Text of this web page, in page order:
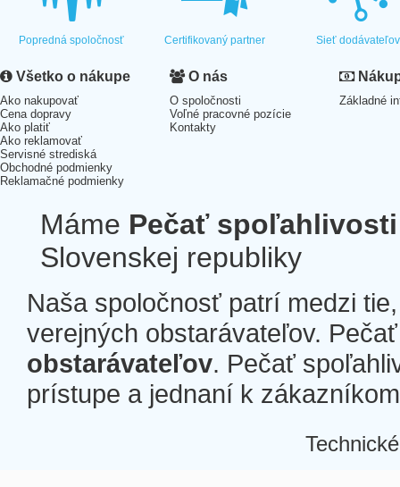
Popredná spoločnosť Certifikovaný partner Sieť dodávateľov
Všetko o nákupe
Ako nakupovať
Cena dopravy
Ako platiť
Ako reklamovať
Servisné strediská
Obchodné podmienky
Reklamačné podmienky
O nás
O spoločnosti
Voľné pracovné pozície
Kontakty
Základné
Máme Pečať spoľahlivosti
Slovenskej republiky
Naša spoločnosť patrí medzi
verejných obstarávateľov.
obstarávateľov. Pečať
prístupe a jednaní k